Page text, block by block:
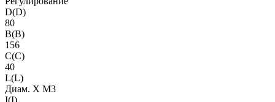
D(D)
80
B(B)
156
C(C)
40
L(L)
Диам. X M3
I(I)